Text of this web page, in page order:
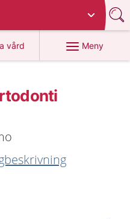
vård
1177.se
Meny